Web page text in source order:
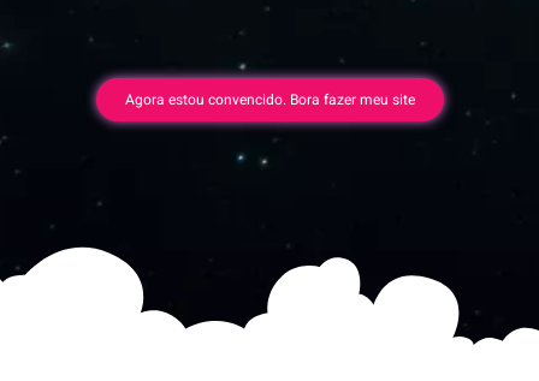
Agora estou convencido. Bora fazer meu site